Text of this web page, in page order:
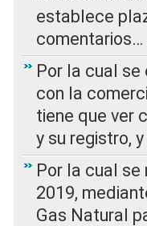
establece
comentarios…
Por la cual
con la
tiene que ver
y su registro,
Por la cual
2019,
Gas Natural